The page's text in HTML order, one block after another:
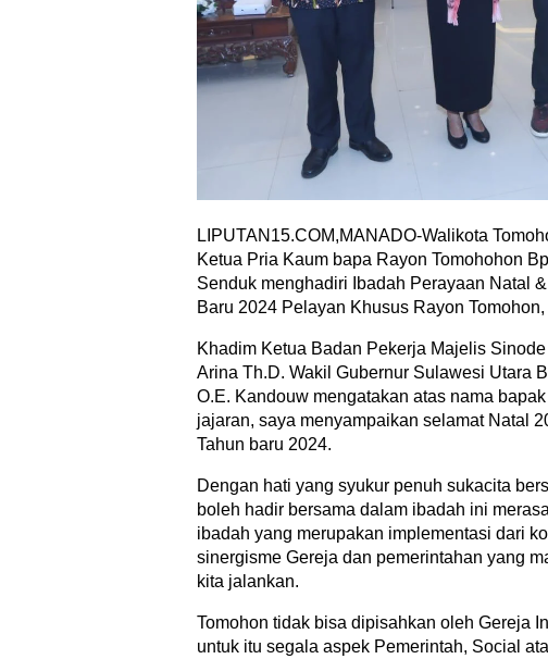
LIPUTAN15.COM,MANADO-Walikota
Ketua Pria Kaum bapa Rayon Tomohohon
Senduk menghadiri Ibadah Perayaan Natal
Baru 2024 Pelayan Khusus Rayon
Khadim Ketua Badan Pekerja Majelis
Arina Th.D. Wakil Gubernur Sulawesi Utara
O.E. Kandouw mengatakan atas nama
jajaran, saya menyampaikan selamat Natal
Tahun baru 2024.
Dengan hati yang syukur penuh sukacita
boleh hadir bersama dalam ibadah ini
ibadah yang merupakan implementasi dari
sinergisme Gereja dan pemerintahan yang
kita jalankan.
Tomohon tidak bisa dipisahkan oleh Gereja
untuk itu segala aspek Pemerintah, Social